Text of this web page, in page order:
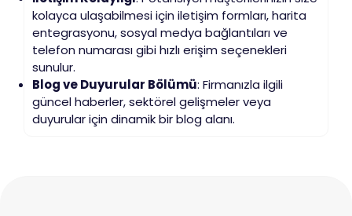
kolayca ulaşabilmesi için iletişim formları, harita
entegrasyonu, sosyal medya bağlantıları ve
telefon numarası gibi hızlı erişim seçenekleri
sunulur.
Blog ve Duyurular Bölümü: Firmanızla ilgili
güncel haberler, sektörel gelişmeler veya
duyurular için dinamik bir blog alanı.